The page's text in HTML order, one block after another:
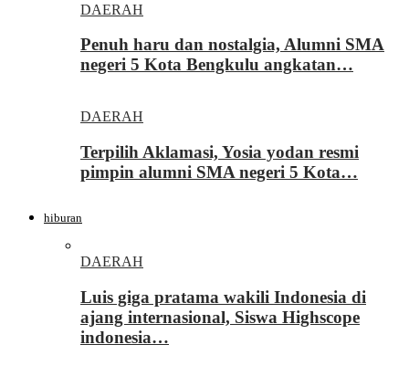
DAERAH
Penuh haru dan nostalgia, Alumni SMA
negeri 5 Kota Bengkulu angkatan…
DAERAH
Terpilih Aklamasi, Yosia yodan resmi
pimpin alumni SMA negeri 5 Kota…
hiburan
DAERAH
Luis giga pratama wakili Indonesia di
ajang internasional, Siswa Highscope
indonesia…